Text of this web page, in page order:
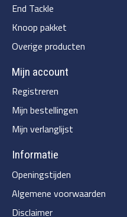
End Tackle
Knoop pakket
Overige producten
Mijn account
Registreren
Mijn bestellingen
Mijn verlanglijst
Informatie
Openingstijden
Algemene voorwaarden
Disclaimer